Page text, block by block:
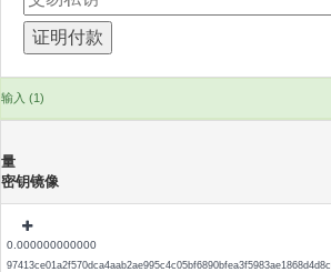
输入 (1)
量
密钥镜像
0.000000000000